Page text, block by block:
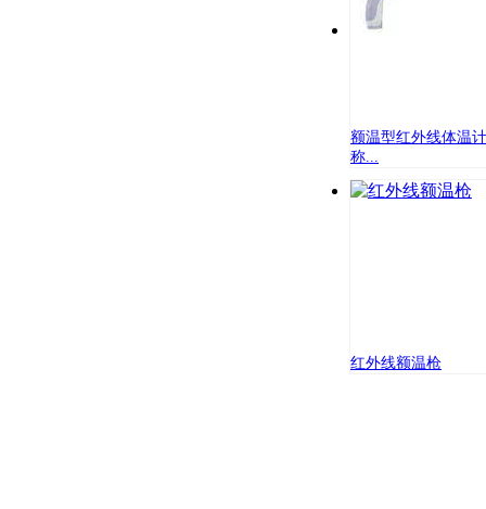
额温型红外线体温
称...
红外线额温枪